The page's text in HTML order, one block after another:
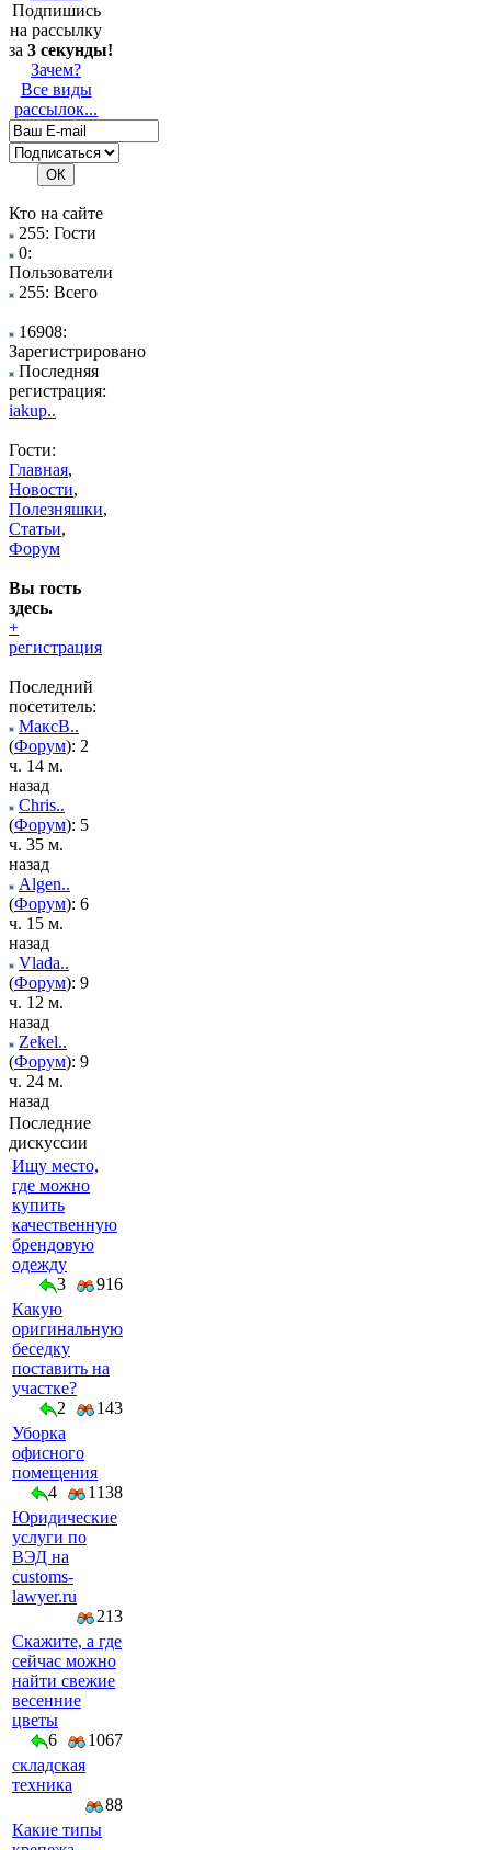
Подпишись
на рассылку
за 3 секунды!
Зачем?
Все виды
рассылок...
Кто на сайте
255: Гости
0:
Пользователи
255: Всего
16908:
Зарегистрировано
Последняя
регистрация:
iakup..
Гости:
Главная,
Новости,
Полезняшки,
Статьи,
Форум
Вы гость
здесь.
+
регистрация
Последний
посетитель:
МаксВ..
(Форум): 2
ч. 14 м.
назад
Chris..
(Форум): 5
ч. 35 м.
назад
Algen..
(Форум): 6
ч. 15 м.
назад
Vlada..
(Форум): 9
ч. 12 м.
назад
Zekel..
(Форум): 9
ч. 24 м.
назад
Последние
дискуссии
Ищу место,
где можно
купить
качественную
брендовую
одежду
3
916
Какую
оригинальную
беседку
поставить на
участке?
2
143
Уборка
офисного
помещения
4
1138
Юридические
услуги по
ВЭД на
customs-
lawyer.ru
213
Скажите, а где
сейчас можно
найти свежие
весенние
цветы
6
1067
складская
техника
88
Какие типы